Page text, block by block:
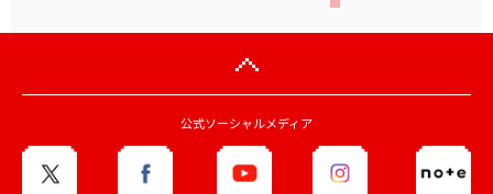
公式ソーシャルメディア